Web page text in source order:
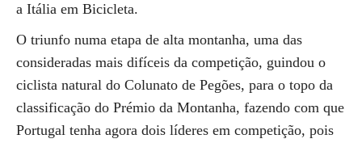
a Itália em Bicicleta.
O triunfo numa etapa de alta montanha, uma das
consideradas mais difíceis da competição, guindou o
ciclista natural do Colunato de Pegões, para o topo da
classificação do Prémio da Montanha, fazendo com que
Portugal tenha agora dois líderes em competição, pois